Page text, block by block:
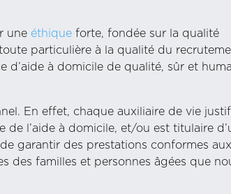
une éthique forte, fondée sur la qualité
particulière à la qualité du
d’aide à domicile de qualité, sûr et
En effet, chaque auxiliaire de vie
de l’aide à domicile, et/ou est titulaire
garantir des prestations conformes aux
des familles et personnes âgées que